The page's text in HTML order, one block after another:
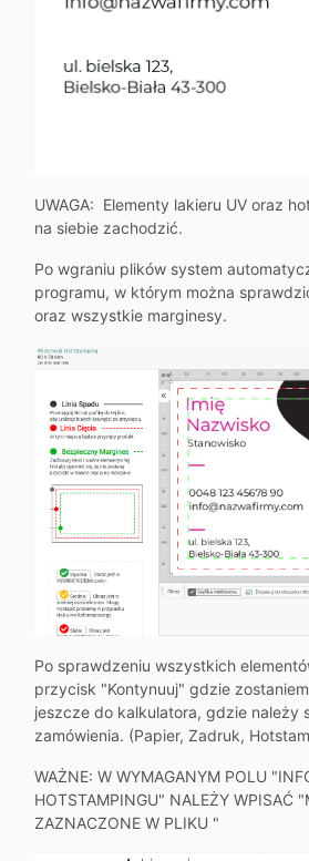
UWAGA: Elementy lakieru UV oraz
na siebie zachodzić.
Po wgraniu plików system
programu, w którym można
oraz wszystkie marginesy.
Po sprawdzeniu wszystkich
przycisk "Kontynuuj" gdzie
jeszcze do kalkulatora, gdzie należy
zamówienia. (Papier, Zadruk,
WAŻNE: W WYMAGANYM POLU
HOTSTAMPINGU" NALEŻY WPISAĆ
ZAZNACZONE W PLIKU "